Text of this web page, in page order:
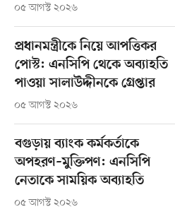
০৫ আগস্ট ২০২৬
প্রধানমন্ত্রীকে নিয়ে আপত্তিকর
পোস্ট: এনসিপি থেকে অব্যাহতি
পাওয়া সালাউদ্দীনকে গ্রেপ্তার
০৫ আগস্ট ২০২৬
বগুড়ায় ব্যাংক কর্মকর্তাকে
অপহরণ–মুক্তিপণ: এনসিপি
নেতাকে সাময়িক অব্যাহতি
০৫ আগস্ট ২০২৬